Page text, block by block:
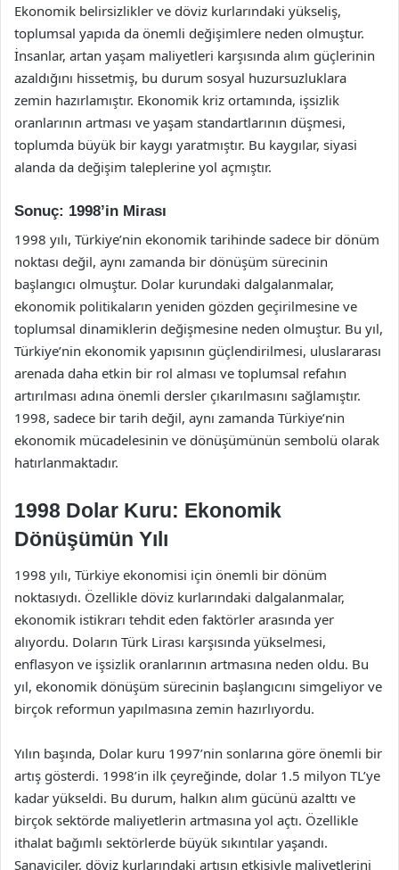
Ekonomik belirsizlikler ve döviz kurlarındaki yükseliş,
toplumsal yapıda da önemli değişimlere neden olmuştur.
İnsanlar, artan yaşam maliyetleri karşısında alım güçlerinin
azaldığını hissetmiş, bu durum sosyal huzursuzluklara
zemin hazırlamıştır. Ekonomik kriz ortamında, işsizlik
oranlarının artması ve yaşam standartlarının düşmesi,
toplumda büyük bir kaygı yaratmıştır. Bu kaygılar, siyasi
alanda da değişim taleplerine yol açmıştır.
Sonuç: 1998’in Mirası
1998 yılı, Türkiye’nin ekonomik tarihinde sadece bir dönüm
noktası değil, aynı zamanda bir dönüşüm sürecinin
başlangıcı olmuştur. Dolar kurundaki dalgalanmalar,
ekonomik politikaların yeniden gözden geçirilmesine ve
toplumsal dinamiklerin değişmesine neden olmuştur. Bu yıl,
Türkiye’nin ekonomik yapısının güçlendirilmesi, uluslararası
arenada daha etkin bir rol alması ve toplumsal refahın
artırılması adına önemli dersler çıkarılmasını sağlamıştır.
1998, sadece bir tarih değil, aynı zamanda Türkiye’nin
ekonomik mücadelesinin ve dönüşümünün sembolü olarak
hatırlanmaktadır.
1998 Dolar Kuru: Ekonomik
Dönüşümün Yılı
1998 yılı, Türkiye ekonomisi için önemli bir dönüm
noktasıydı. Özellikle döviz kurlarındaki dalgalanmalar,
ekonomik istikrarı tehdit eden faktörler arasında yer
alıyordu. Doların Türk Lirası karşısında yükselmesi,
enflasyon ve işsizlik oranlarının artmasına neden oldu. Bu
yıl, ekonomik dönüşüm sürecinin başlangıcını simgeliyor ve
birçok reformun yapılmasına zemin hazırlıyordu.
Yılın başında, Dolar kuru 1997’nin sonlarına göre önemli bir
artış gösterdi. 1998’in ilk çeyreğinde, dolar 1.5 milyon TL’ye
kadar yükseldi. Bu durum, halkın alım gücünü azalttı ve
birçok sektörde maliyetlerin artmasına yol açtı. Özellikle
ithalat bağımlı sektörlerde büyük sıkıntılar yaşandı.
Sanayiciler, döviz kurlarındaki artışın etkisiyle maliyetlerini